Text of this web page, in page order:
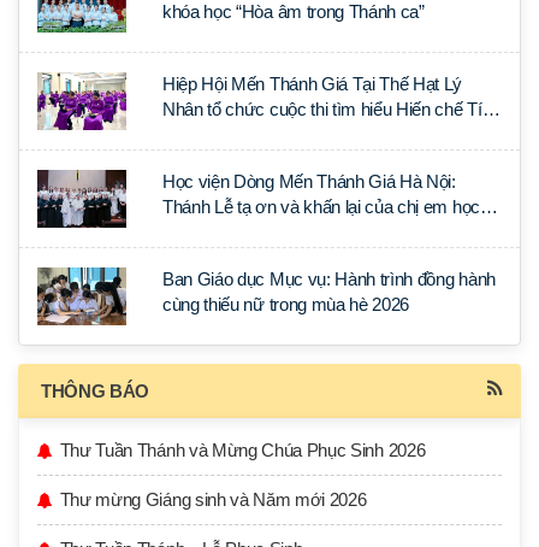
khóa học “Hòa âm trong Thánh ca”
Hiệp Hội Mến Thánh Giá Tại Thế Hạt Lý
Nhân tổ chức cuộc thi tìm hiểu Hiến chế Tín
Học viện Dòng Mến Thánh Giá Hà Nội:
Thánh Lễ tạ ơn và khấn lại của chị em học
Ban Giáo dục Mục vụ: Hành trình đồng hành
cùng thiếu nữ trong mùa hè 2026
THÔNG BÁO
Thư Tuần Thánh và Mừng Chúa Phục Sinh 2026
Thư mừng Giáng sinh và Năm mới 2026